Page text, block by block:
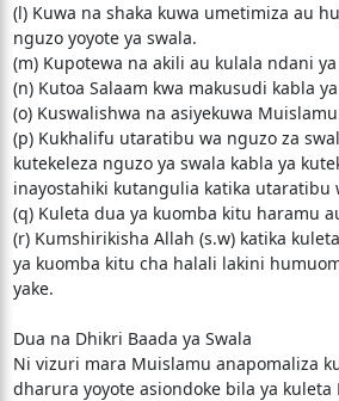
(l) Kuwa na shaka kuwa umetimiza au
nguzo yoyote ya swala.
(m) Kupotewa na akili au kulala ndani
(n) Kutoa Salaam kwa makusudi kabla
(o) Kuswalishwa na asiyekuwa
(p) Kukhalifu utaratibu wa nguzo za
kutekeleza nguzo ya swala kabla ya
inayostahiki kutangulia katika utaratibu
(q) Kuleta dua ya kuomba kitu haramu
(r) Kumshirikisha Allah (s.w) katika
ya kuomba kitu cha halali lakini
yake.
Dua na Dhikri Baada ya Swala
Ni vizuri mara Muislamu anapomaliza
dharura yoyote asiondoke bila ya kuleta